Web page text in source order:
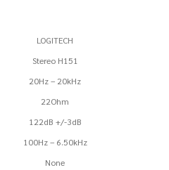
LOGITECH
Stereo H151
20Hz – 20kHz
22Ohm
122dB +/-3dB
100Hz – 6.50kHz
None